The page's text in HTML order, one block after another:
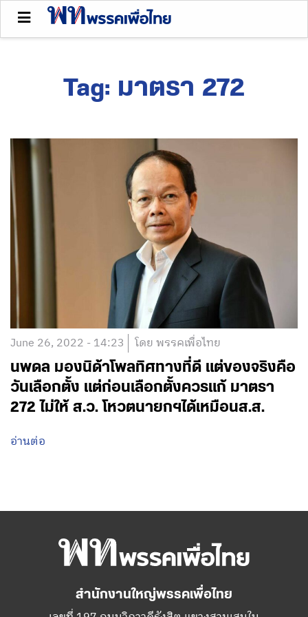
Tag: มาตรา 272
June 26, 2022 - 14:23 โดย พรรคเพื่อไทย
นพดล มองนิด้าโพลทิศทางที่ดี แต่ของจริงคือ
วันเลือกตั้ง แต่ก่อนเลือกตั้งควรแก้ มาตรา
272 ไม่ให้ ส.ว. โหวตนายกฯได้เหมือนส.ส.
อ่านต่อ
สำนักงานใหญ่พรรคเพื่อไทย